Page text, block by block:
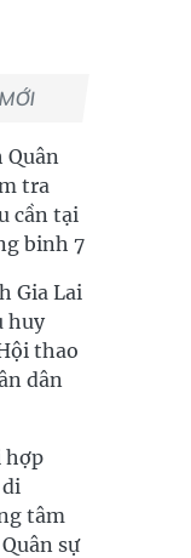
Quân
tra
cần tại
binh 7
Gia Lai
huy
thao
dân
hợp
tâm
sự